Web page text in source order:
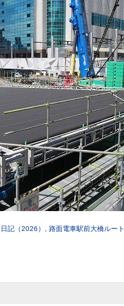
日記（2026） , 路面電車駅前大橋ルート